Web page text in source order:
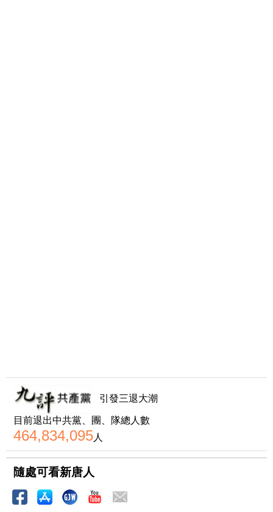
引發三退大潮
目前退出中共黨、團、隊總人數
464,834,095人
隨處可看新唐人